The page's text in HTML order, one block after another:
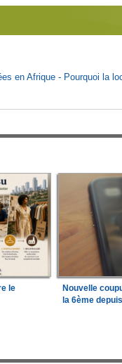
en Afrique - Pourquoi la
le
Nouvelle
la 6ème